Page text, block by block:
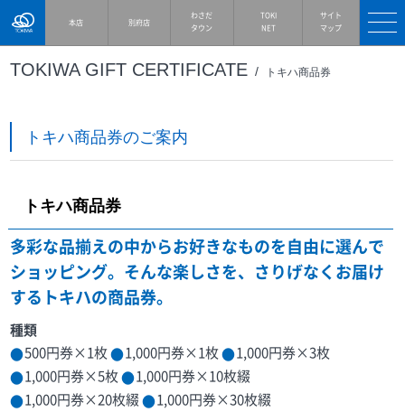
本店 別府店
わさだ
タウン
TOKI
NET
サイト
マップ
TOKIWA GIFT CERTIFICATE トキハ商品券
トキハ商品券のご案内
トキハ商品券
多彩な品揃えの中からお好きなものを自由に選んで
ショッピング。 そんな楽しさを、さりげなくお届け
するトキハの商品券。
種類
500円券×1枚
1,000円券×1枚
1,000円券×3枚
1,000円券×5枚
1,000円券×10枚綴
1,000円券×20枚綴
1,000円券×30枚綴